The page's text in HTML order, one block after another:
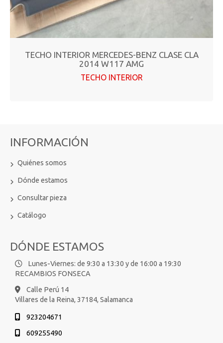
TECHO INTERIOR MERCEDES-BENZ CLASE CLA
2014 W117 AMG
TECHO INTERIOR
INFORMACIÓN
Quiénes somos
Dónde estamos
Consultar pieza
Catálogo
DÓNDE ESTAMOS
Lunes-Viernes: de 9:30 a 13:30 y de 16:00 a 19:30
RECAMBIOS FONSECA
Calle Perú 14
Villares de la Reina, 37184, Salamanca
923204671
609255490